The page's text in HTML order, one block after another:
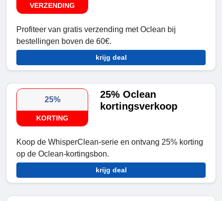
VERZENDING
Profiteer van gratis verzending met Oclean bij
bestellingen boven de 60€.
krijg deal
25%
KORTING
25% Oclean
kortingsverkoop
Koop de WhisperClean-serie en ontvang 25% korting
op de Oclean-kortingsbon.
krijg deal